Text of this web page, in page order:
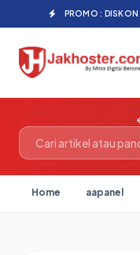
PROMO : DISKON
Home aapanel